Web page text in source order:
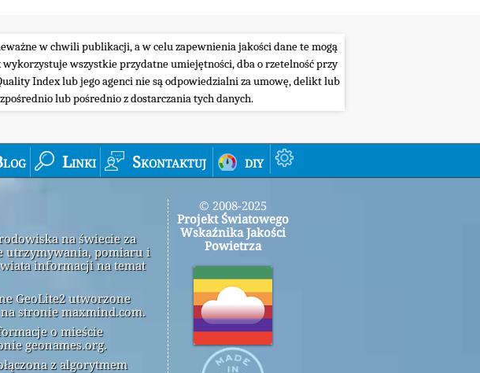
w chwili publikacji, a w celu zapewnienia jakości dane te mogą
wszystkie przydatne umiejętności, dba o rzetelność przy
Index lub jego agenci nie są odpowiedzialni za umowę, delikt lub
lub pośrednio z dostarczania tych danych.
Linki Skontaktuj diy
na świecie za
utrzymywania, pomiaru i
informacji na temat
GeoLite2 utworzone
stronie maxmind.com.
o mieście
geonames.org.
z algorytmem
© 2008-2025
Projekt Światowego
Wskaźnika Jakości
Powietrza